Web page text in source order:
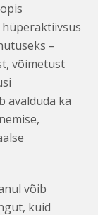
–
võimetust
avalduda ka
võib
kuid